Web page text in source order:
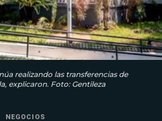
realizando las transferencias de
explicaron. Foto: Gentileza
NEGOCIOS